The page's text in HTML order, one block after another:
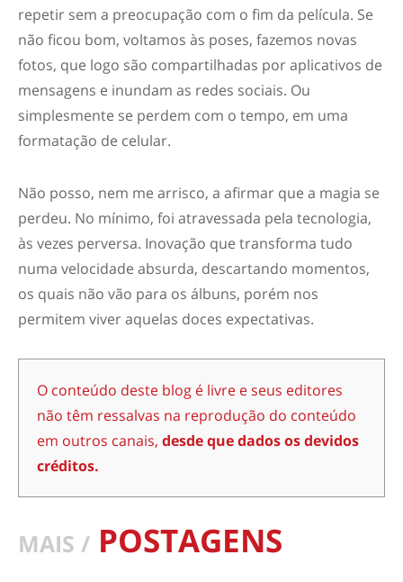
repetir sem a preocupação com o fim da película. Se
não ficou bom, voltamos às poses, fazemos novas
fotos, que logo são compartilhadas por aplicativos de
mensagens e inundam as redes sociais. Ou
simplesmente se perdem com o tempo, em uma
formatação de celular.
Não posso, nem me arrisco, a afirmar que a magia se
perdeu. No mínimo, foi atravessada pela tecnologia,
às vezes perversa. Inovação que transforma tudo
numa velocidade absurda, descartando momentos,
os quais não vão para os álbuns, porém nos
permitem viver aquelas doces expectativas.
O conteúdo deste blog é livre e seus editores
não têm ressalvas na reprodução do conteúdo
em outros canais, desde que dados os devidos
créditos.
MAIS / POSTAGENS